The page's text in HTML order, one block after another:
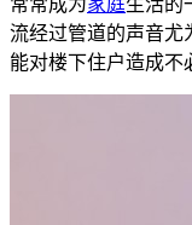
常常成为家庭生活的
流经过管道的声音尤
能对楼下住户造成不